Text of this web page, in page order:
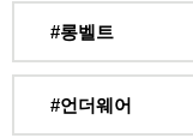
#롱벨트
#언더웨어